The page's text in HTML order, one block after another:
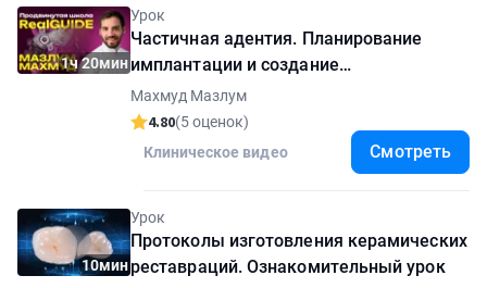
1ч 20мин
Урок
Частичная адентия. Планирование
имплантации и создание
хирургического шаблона в RealGUIDE
Махмуд Мазлум
4.80(5 оценок)
Клиническое видео
Смотреть
10мин
Урок
Протоколы изготовления керамических
реставраций. Ознакомительный урок